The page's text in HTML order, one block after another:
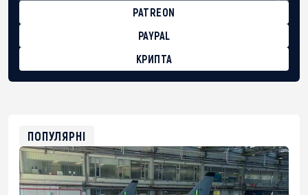
PATREON
PAYPAL
КРИПТА
0xfD02863D3289416fcF50975c9DFda13623f97758
ПОПУЛЯРНІ